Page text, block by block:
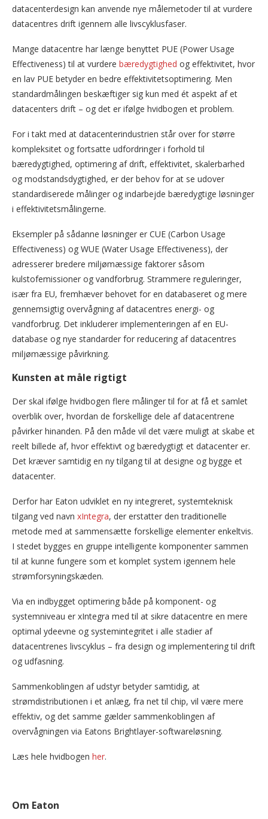
datacenterdesign kan anvende nye målemetoder til at vurdere
datacentres drift igennem alle livscyklusfaser.
Mange datacentre har længe benyttet PUE (Power Usage
Effectiveness) til at vurdere bæredygtighed og effektivitet, hvor
en lav PUE betyder en bedre effektivitetsoptimering. Men
standardmålingen beskæftiger sig kun med ét aspekt af et
datacenters drift – og det er ifølge hvidbogen et problem.
For i takt med at datacenterindustrien står over for større
kompleksitet og fortsatte udfordringer i forhold til
bæredygtighed, optimering af drift, effektivitet, skalerbarhed
og modstandsdygtighed, er der behov for at se udover
standardiserede målinger og indarbejde bæredygtige løsninger
i effektivitetsmålingerne.
Eksempler på sådanne løsninger er CUE (Carbon Usage
Effectiveness) og WUE (Water Usage Effectiveness), der
adresserer bredere miljømæssige faktorer såsom
kulstofemissioner og vandforbrug. Strammere reguleringer,
især fra EU, fremhæver behovet for en databaseret og mere
gennemsigtig overvågning af datacentres energi- og
vandforbrug. Det inkluderer implementeringen af en EU-
database og nye standarder for reducering af datacentres
miljømæssige påvirkning.
Kunsten at måle rigtigt
Der skal ifølge hvidbogen flere målinger til for at få et samlet
overblik over, hvordan de forskellige dele af datacentrene
påvirker hinanden. På den måde vil det være muligt at skabe et
reelt billede af, hvor effektivt og bæredygtigt et datacenter er.
Det kræver samtidig en ny tilgang til at designe og bygge et
datacenter.
Derfor har Eaton udviklet en ny integreret, systemteknisk
tilgang ved navn xIntegra, der erstatter den traditionelle
metode med at sammensætte forskellige elementer enkeltvis.
I stedet bygges en gruppe intelligente komponenter sammen
til at kunne fungere som et komplet system igennem hele
strømforsyningskæden.
Via en indbygget optimering både på komponent- og
systemniveau er xIntegra med til at sikre datacentre en mere
optimal ydeevne og systemintegritet i alle stadier af
datacentrenes livscyklus – fra design og implementering til drift
og udfasning.
Sammenkoblingen af udstyr betyder samtidig, at
strømdistributionen i et anlæg, fra net til chip, vil være mere
effektiv, og det samme gælder sammenkoblingen af
overvågningen via Eatons Brightlayer-softwareløsning.
Læs hele hvidbogen her.
Om Eaton